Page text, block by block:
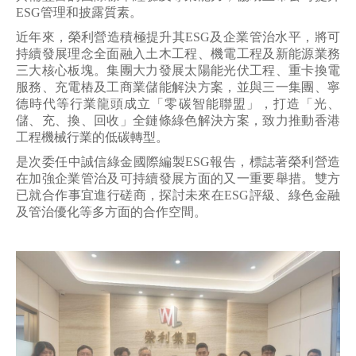
ESG管理和披露質素。
近年來，榮利營造積極提升其ESG及企業管治水平，將可
持續發展理念全面融入土木工程、機電工程及新能源業務
三大核心板塊。集團大力發展太陽能光伏工程、重卡換電
服務、充電樁及工商業儲能解決方案，並與三一集團、寧
德時代等行業龍頭成立「零碳智能聯盟」，打造「光、
儲、充、換、回收」全鏈條綠色解決方案，致力推動香港
工程機械行業的低碳轉型。
是次委任中誠信綠金國際編製ESG報告，標誌著榮利營造
在加強企業管治及可持續發展方面的又一重要舉措。雙方
已就合作事宜進行磋商，探討未來在ESG評級、綠色金融
及管治優化等多方面的合作空間。